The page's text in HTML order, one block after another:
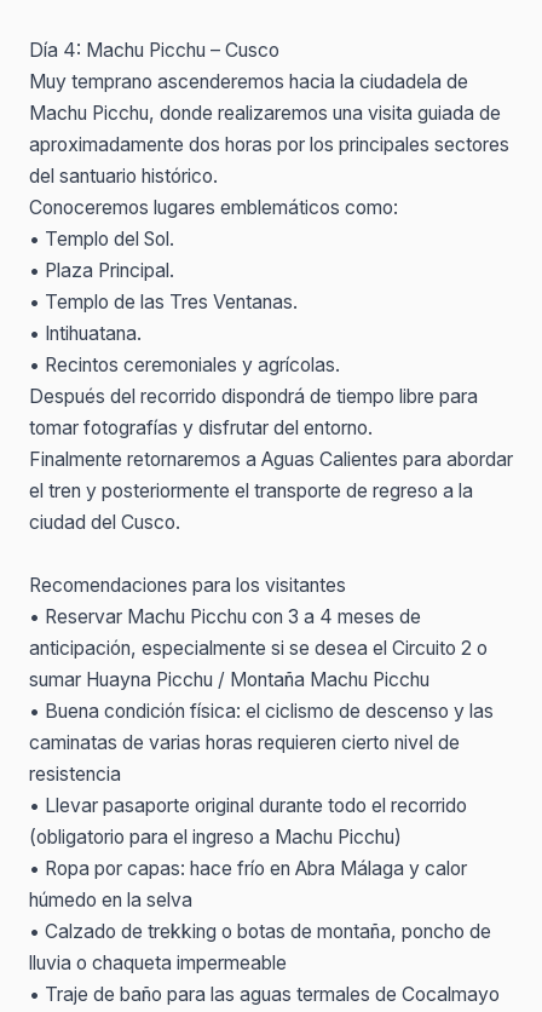
Día 4: Machu Picchu – Cusco
Muy temprano ascenderemos hacia la ciudadela de
Machu Picchu, donde realizaremos una visita guiada de
aproximadamente dos horas por los principales sectores
del santuario histórico.
Conoceremos lugares emblemáticos como:
• Templo del Sol.
• Plaza Principal.
• Templo de las Tres Ventanas.
• Intihuatana.
• Recintos ceremoniales y agrícolas.
Después del recorrido dispondrá de tiempo libre para
tomar fotografías y disfrutar del entorno.
Finalmente retornaremos a Aguas Calientes para abordar
el tren y posteriormente el transporte de regreso a la
ciudad del Cusco.
Recomendaciones para los visitantes
• Reservar Machu Picchu con 3 a 4 meses de
anticipación, especialmente si se desea el Circuito 2 o
sumar Huayna Picchu / Montaña Machu Picchu
• Buena condición física: el ciclismo de descenso y las
caminatas de varias horas requieren cierto nivel de
resistencia
• Llevar pasaporte original durante todo el recorrido
(obligatorio para el ingreso a Machu Picchu)
• Ropa por capas: hace frío en Abra Málaga y calor
húmedo en la selva
• Calzado de trekking o botas de montaña, poncho de
lluvia o chaqueta impermeable
• Traje de baño para las aguas termales de Cocalmayo